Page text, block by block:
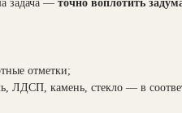
задача — точно воплотить
отметки;
ЛДСП, камень, стекло — в